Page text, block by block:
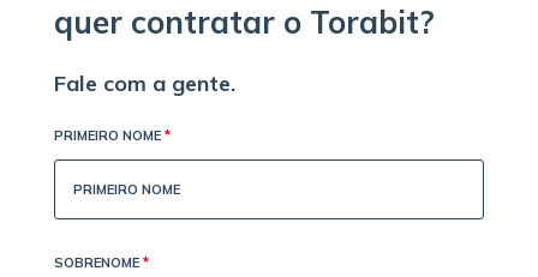
quer contratar o Torabit?
Fale com a gente.
PRIMEIRO NOME *
SOBRENOME *